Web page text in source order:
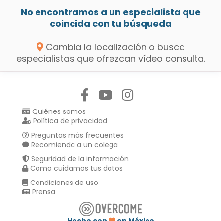
No encontramos a un especialista que
coincida con tu búsqueda
Cambia la localización o busca
especialistas que ofrezcan vídeo consulta.
Quiénes somos
Política de privacidad
Preguntas más frecuentes
Recomienda a un colega
Seguridad de la información
Como cuidamos tus datos
Condiciones de uso
Prensa